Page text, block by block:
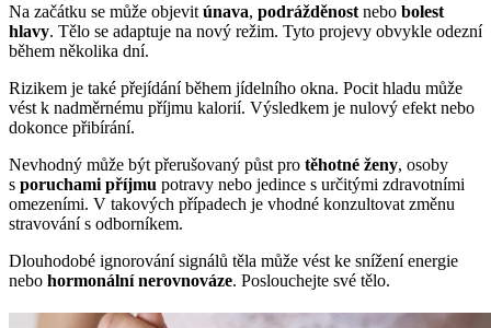
Na začátku se může objevit únava, podrážděnost nebo bolest
hlavy. Tělo se adaptuje na nový režim. Tyto projevy obvykle odezní
během několika dní.
Rizikem je také přejídání během jídelního okna. Pocit hladu může
vést k nadměrnému příjmu kalorií. Výsledkem je nulový efekt nebo
dokonce přibírání.
Nevhodný může být přerušovaný půst pro těhotné ženy, osoby
s poruchami příjmu potravy nebo jedince s určitými zdravotními
omezeními. V takových případech je vhodné konzultovat změnu
stravování s odborníkem.
Dlouhodobé ignorování signálů těla může vést ke snížení energie
nebo hormonální nerovnováze. Poslouchejte své tělo.